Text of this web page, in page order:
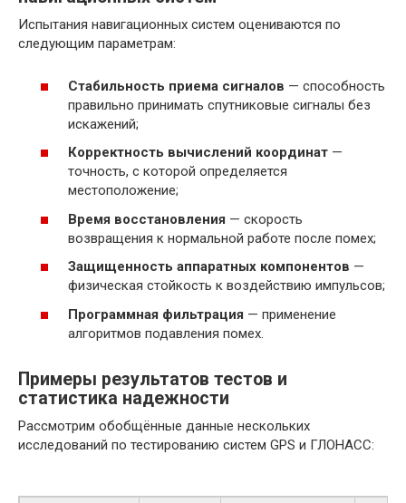
Испытания навигационных систем оцениваются по
следующим параметрам:
Стабильность приема сигналов — способность
правильно принимать спутниковые сигналы без
искажений;
Корректность вычислений координат —
точность, с которой определяется
местоположение;
Время восстановления — скорость
возвращения к нормальной работе после помех;
Защищенность аппаратных компонентов —
физическая стойкость к воздействию импульсов;
Программная фильтрация — применение
алгоритмов подавления помех.
Примеры результатов тестов и
статистика надежности
Рассмотрим обобщённые данные нескольких
исследований по тестированию систем GPS и ГЛОНАСС: